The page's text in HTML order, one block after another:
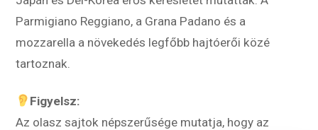
Parmigiano Reggiano, a Grana Padano és a
mozzarella a növekedés legfőbb hajtóerői közé
tartoznak.
Figyelsz:
Az olasz sajtok népszerűsége mutatja, hogy az